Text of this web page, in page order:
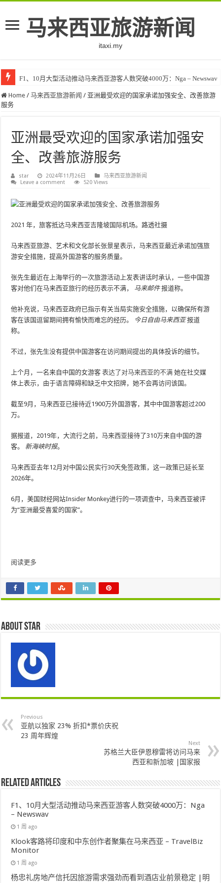
马来西亚旅游新闻
itaxi.my
F1、10月大型活动推动马来西亚游客人数突破4000万：Nga – Newswav
Home / 马来西亚旅游新闻 / 亚洲最受欢迎的国家承诺加强安全、改善旅游
服务
亚洲最受欢迎的国家承诺加强安
全、改善旅游服务
star 2024年11月26日
马来西亚旅游新闻
Leave a comment
520 Views
2021 年，旅客抵达马来西亚吉隆坡国际机场。路透社摄
马来西亚旅游、艺术和文化部长张景星表示，马来西亚最近承诺加强旅
游安全措施，提高外国游客的服务质量。
张先生最近在上海举行的一次旅游活动上发表讲话时承认，一些中国游
客对他们在马来西亚旅行的经历表示不满， 马来邮件报道称。
他补充说，马来西亚政府已指示有关当局实施安全措施，以确保所有游
客在该国逗留期间拥有愉快而难忘的经历。
今日自由马来西亚报道
称。
不过，张先生没有提供中国游客在访问期间提出的具体投诉的细节。
上个月，一名来自中国的女游客表达了对马来西亚的不满 她在社交媒
体上表示，由于语言障碍和缺乏中文招牌，她不会再访问该国。
截至9月，马来西亚已接待近1900万外国游客，其中中国游客超过200
万。
据报道，2019年，大流行之前，马来西亚接待了310万来自中国的游
客。 新海峡时报。
马来西亚去年12月对中国公民实行30天免签政策，这一政策已延长至
2026年。
6月，美国财经网站Insider Monkey进行的一项调查中，马来西亚被评
为“亚洲最受喜爱的国家”。
阅读更多
About star
Previous
亚航以独家 23% 折扣*票价庆祝
23 周年辉煌
Next
苏格兰大臣伊恩穆雷将访问马来
西亚和新加坡 |国家报
Related Articles
F1、10月大型活动推动马来西亚游客人数突破4000万：Nga
– Newswav
1 周 ago
Klook客路将印度和中东创作者聚集在马来西亚 – TravelBiz
Monitor
1 周 ago
杨忠礼房地产信托因旅游需求强劲而看到酒店业前景稳定 |明